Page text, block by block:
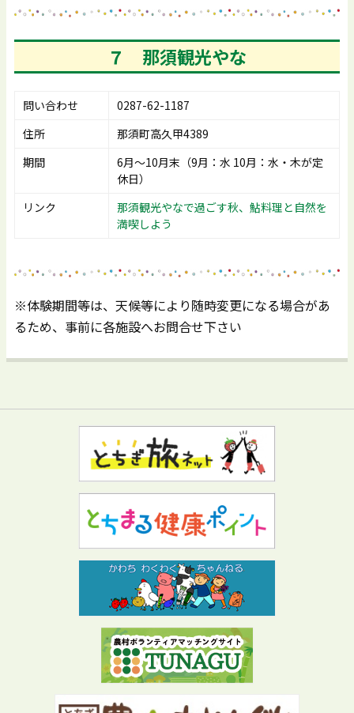
７ 那須観光やな
問い合わせ
0287-62-1187
住所
那須町高久甲4389
期間
6月～10月末（9月：水 10月：水・木が定
休日）
リンク
那須観光やなで過ごす秋、鮎料理と自然を
満喫しよう
※体験期間等は、天候等により随時変更になる場合があ
るため、事前に各施設へお問合せ下さい